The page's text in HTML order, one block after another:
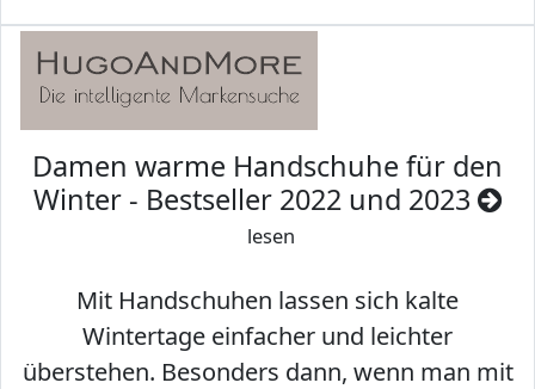
Damen warme Handschuhe für den
Winter - Bestseller 2022 und 2023
lesen
Mit Handschuhen lassen sich kalte
Wintertage einfacher und leichter
überstehen. Besonders dann, wenn man mit